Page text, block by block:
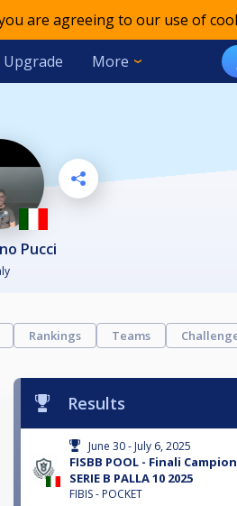
are agreeing to our use of
Upgrade More
Pucci
Rankings Teams
Results
June 30 - July 6, 2025
FISBB POOL - Finali
SERIE B PALLA 10 2025
FIBIS - POCKET